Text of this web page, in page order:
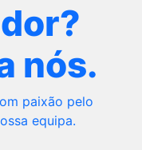
nós.
paixão pelo
equipa.